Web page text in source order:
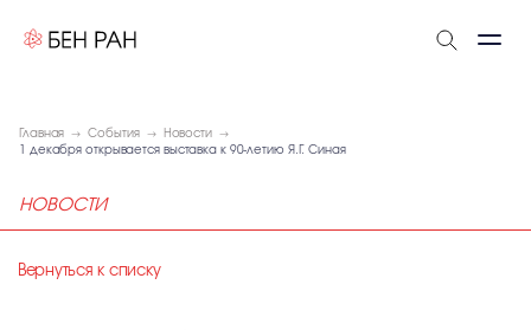
Главная События
Новости
1 декабря открывается выставка к 90-летию Я.Г. Синая
НОВОСТИ
Вернуться к списку